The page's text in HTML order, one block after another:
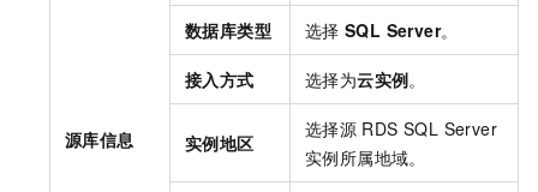
源库信息
数据库类型 选择 SQL Server。
接入方式 选择为云实例。
实例地区
选择源 RDS SQL Server
实例所属地域。